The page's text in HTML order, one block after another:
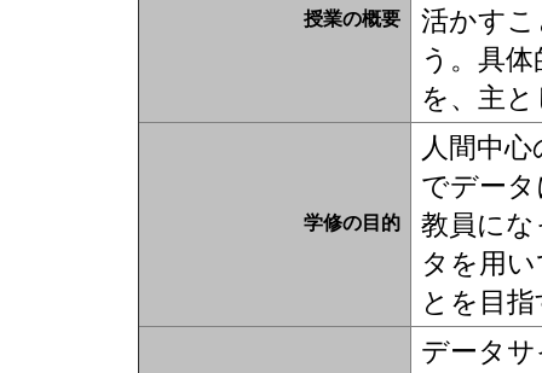
授業の概要
活かす
う。具
を、主
学修の目的
人間中
でデー
教員に
タを用
とを目
データ